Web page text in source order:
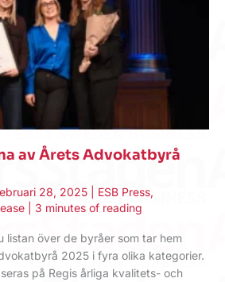
av Årets Advokatbyrå
28, 2025 ESB Press,
3 minutes of reading
listan över de byråer som tar hem
2025 i fyra olika kategorier.
på Regis årliga kvalitets- och